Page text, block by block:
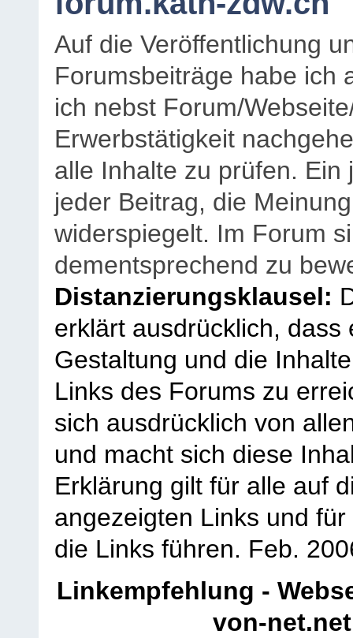
Auf die Veröffentlichung
Forumsbeiträge habe ich
ich nebst Forum/
Erwerbstätigkeit
alle Inhalte zu prüfen.
jeder Beitrag, die
widerspiegelt. Im Forum
dementsprechend zu
Distanzierungsklausel:
erklärt ausdrücklich,
Gestaltung und die
Links des Forums zu
sich ausdrücklich von
und macht sich diese
Erklärung gilt für alle auf
angezeigten Links und
die Links führen. Feb.
Linkempfehlung -
von-net.net